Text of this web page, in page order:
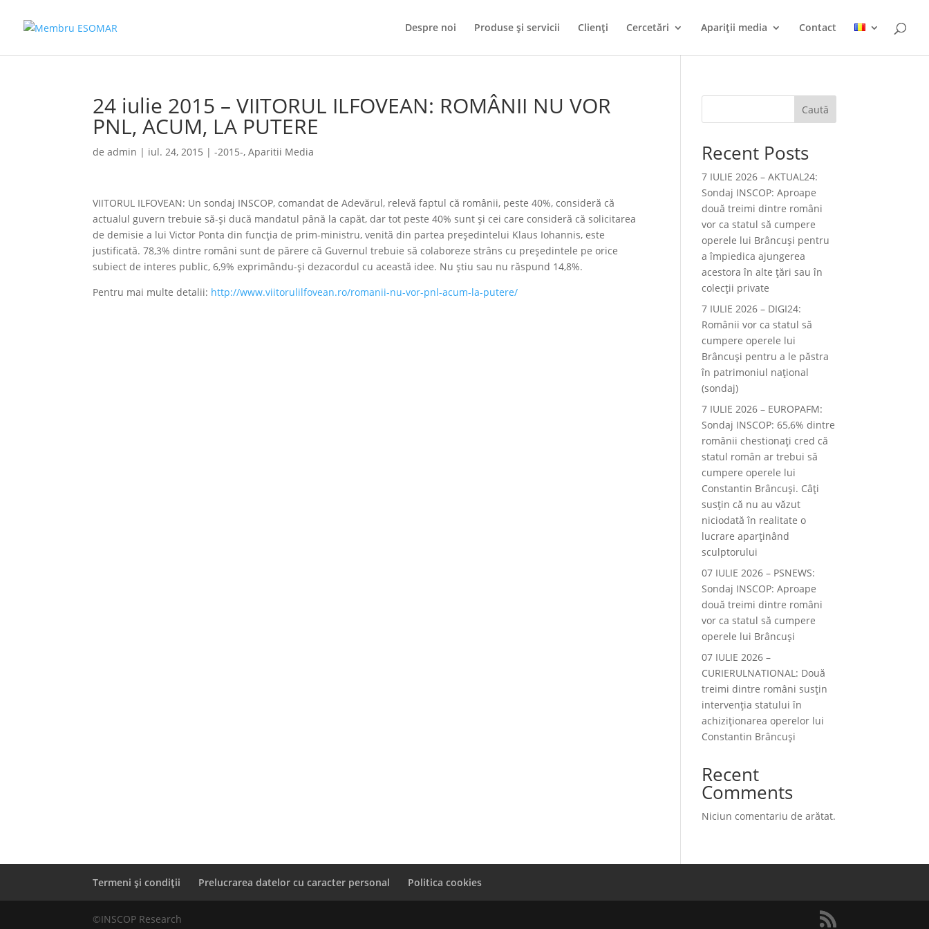
Despre noi Produse și servicii Clienți Cercetări Apariții media Contact
24 iulie 2015 – VIITORUL ILFOVEAN: ROMÂNII NU VOR
PNL, ACUM, LA PUTERE
deadmin | iul. 24, 2015 |-2015-,Aparitii Media
VIITORUL ILFOVEAN: Un sondaj INSCOP, comandat de Adevărul, relevă faptul că românii, peste 40%, consideră că
actualul guvern trebuie să-şi ducă mandatul până la capăt, dar tot peste 40% sunt şi cei care consideră că solicitarea
de demisie a lui Victor Ponta din funcția de prim-ministru, venită din partea preşedintelui Klaus Iohannis, este
justificată. 78,3% dintre români sunt de părere că Guvernul trebuie să colaboreze strâns cu preşedintele pe orice
subiect de interes public, 6,9% exprimându-şi dezacordul cu această idee. Nu ştiu sau nu răspund 14,8%.
Pentru mai multe detalii: http://www.viitorulilfovean.ro/romanii-nu-vor-pnl-acum-la-putere/
Caută
Recent Posts
7 IULIE 2026 – AKTUAL24:
Sondaj INSCOP: Aproape
două treimi dintre români
vor ca statul să cumpere
operele lui Brâncuşi pentru
a împiedica ajungerea
acestora în alte ţări sau în
colecţii private
7 IULIE 2026 – DIGI24:
Românii vor ca statul să
cumpere operele lui
Brâncuși pentru a le păstra
în patrimoniul național
(sondaj)
7 IULIE 2026 – EUROPAFM:
Sondaj INSCOP: 65,6% dintre
românii chestionați cred că
statul român ar trebui să
cumpere operele lui
Constantin Brâncuși. Câți
susțin că nu au văzut
niciodată în realitate o
lucrare aparținând
sculptorului
07 IULIE 2026 – PSNEWS:
Sondaj INSCOP: Aproape
două treimi dintre români
vor ca statul să cumpere
operele lui Brâncuși
07 IULIE 2026 –
CURIERULNATIONAL: Două
treimi dintre români susțin
intervenția statului în
achiziționarea operelor lui
Constantin Brâncuși
Recent
Comments
Niciun comentariu de arătat.
Termeni și condiții Prelucrarea datelor cu caracter personal Politica cookies
©INSCOP Research